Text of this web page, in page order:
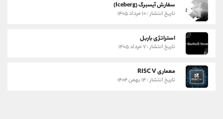
سفارش آیسبرگ (Iceberg)
تاریخ انتشار : ۱۰ مرداد ۱۴۰۵
استراتژی باربل
تاریخ انتشار : ۷ مرداد ۱۴۰۵
معماری RISC V
تاریخ انتشار : ۱۴ بهمن ۱۴۰۴